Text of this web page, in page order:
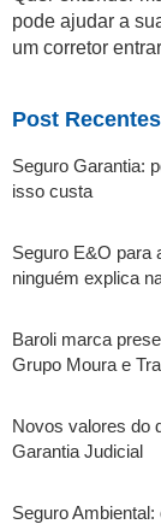
pode ajudar a
um corretor
Post Recentes
Seguro Garantia:
isso custa
Seguro E&O para
ninguém explica
Baroli marca
Grupo Moura e
Novos valores do
Garantia Judicial
Seguro